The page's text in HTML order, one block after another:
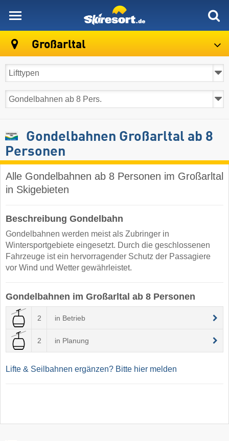
Großarltal
Gondelbahnen Großarltal ab 8
Personen
Alle Gondelbahnen ab 8 Personen im Großarltal
in Skigebieten
Beschreibung Gondelbahn
Gondelbahnen werden meist als Zubringer in
Wintersportgebiete eingesetzt. Durch die geschlossenen
Fahrzeuge ist ein hervorragender Schutz der Passagiere
vor Wind und Wetter gewährleistet.
Gondelbahnen im Großarltal ab 8 Personen
2 in Betrieb
2 in Planung
Lifte & Seilbahnen ergänzen? Bitte hier melden